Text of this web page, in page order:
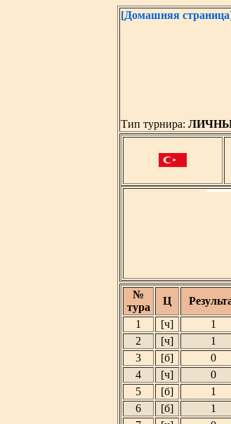
[Домашняя
Тип турнира:
№
тура
Ц
1
[ч] 1
2
[ч] 1
3
[б] 0
4
[ч] 0
5
[б] 1
6
[б] 1